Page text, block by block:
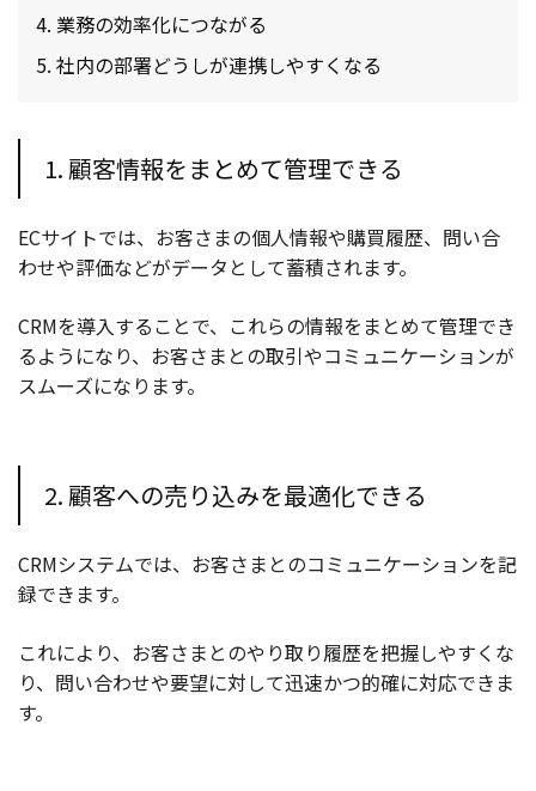
業務の効率化につながる
社内の部署どうしが連携しやすくなる
1. 顧客情報をまとめて管理できる
ECサイトでは、お客さまの個人情報や購買履歴、問い合
わせや評価などがデータとして蓄積されます。
CRMを導入することで、これらの情報をまとめて管理でき
るようになり、お客さまとの取引やコミュニケーションが
スムーズになります。
2. 顧客への売り込みを最適化できる
CRMシステムでは、お客さまとのコミュニケーションを記
録できます。
これにより、お客さまとのやり取り履歴を把握しやすくな
り、問い合わせや要望に対して迅速かつ的確に対応できま
す。